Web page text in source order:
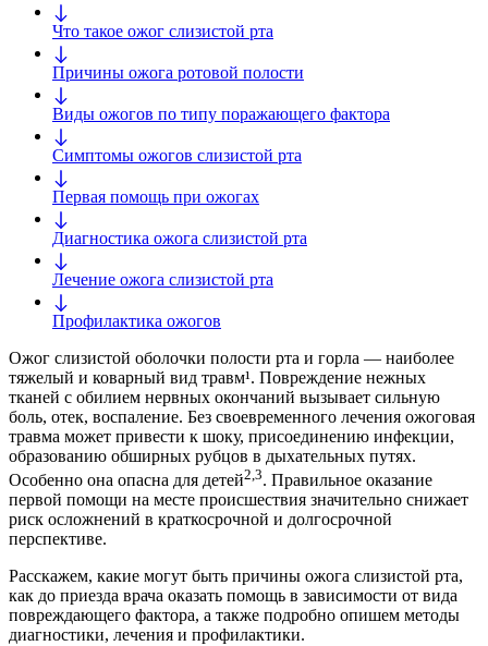
Что такое ожог слизистой рта
Причины ожога ротовой полости
Виды ожогов по типу поражающего фактора
Симптомы ожогов слизистой рта
Первая помощь при ожогах
Диагностика ожога слизистой рта
Лечение ожога слизистой рта
Профилактика ожогов
Ожог слизистой оболочки полости рта и горла — наиболее
тяжелый и коварный вид травм¹. Повреждение нежных
тканей с обилием нервных окончаний вызывает сильную
боль, отек, воспаление. Без своевременного лечения ожоговая
травма может привести к шоку, присоединению инфекции,
образованию обширных рубцов в дыхательных путях.
Особенно она опасна для детей2,3. Правильное оказание
первой помощи на месте происшествия значительно снижает
риск осложнений в краткосрочной и долгосрочной
перспективе.
Расскажем, какие могут быть причины ожога слизистой рта,
как до приезда врача оказать помощь в зависимости от вида
повреждающего фактора, а также подробно опишем методы
диагностики, лечения и профилактики.